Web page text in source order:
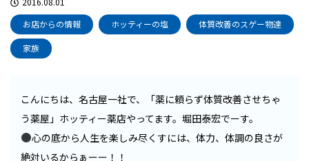
お店からの情報
ホッティーの塩 体質改善のスゲー物達
家族
こんにちは、名古屋一社で、「薬に頼らず体質改善させちゃ
う薬屋」ホッティー薬店やってます。堀田泰宏でーす。
心の底から人生を楽しみ尽くすには、体力、体調の良さが
絶対いるからぁーー！！